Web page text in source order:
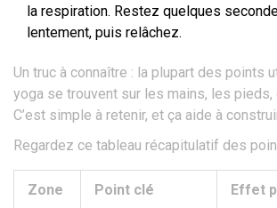
la respiration. Restez quelques
lentement, puis relâchez.
Un truc à connaître : la plupart des points
yoga se trouvent sur les mains, les pieds,
C’est simple à retenir, et ça aide à
Regardez ce tableau récapitulatif des
Zone Point clé Effet